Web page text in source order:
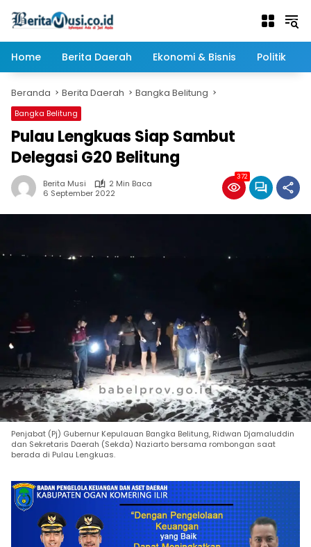
Home
Berita Daerah Ekonomi & Bisnis Politik
Beranda Berita Daerah Bangka Belitung
Bangka Belitung
Pulau Lengkuas Siap Sambut
Delegasi G20 Belitung
Berita Musi
2 Min Baca
6 September 2022
372
Penjabat (Pj) Gubernur Kepulauan Bangka Belitung, Ridwan Djamaluddin
dan Sekretaris Daerah (Sekda) Naziarto bersama rombongan saat
berada di Pulau Lengkuas.